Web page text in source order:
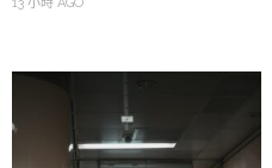
13 小時 AGO